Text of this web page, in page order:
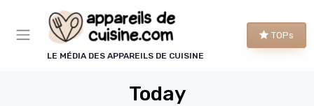
LE MÉDIA DES APPAREILS DE CUISINE
TOPs
Today
Panneau de gestion des cookies